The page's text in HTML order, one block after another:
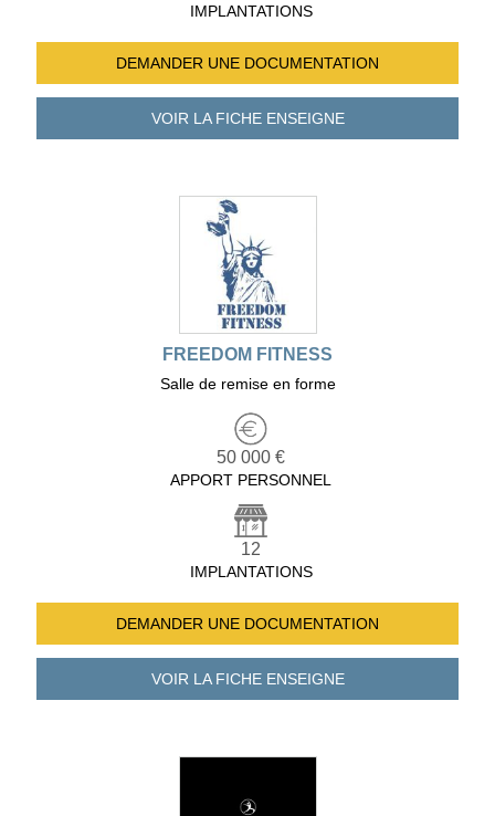
IMPLANTATIONS
DEMANDER UNE DOCUMENTATION
VOIR LA FICHEENSEIGNE
FREEDOM FITNESS
Salle de remise en forme
50 000 €
APPORT PERSONNEL
12
IMPLANTATIONS
DEMANDER UNE DOCUMENTATION
VOIR LA FICHEENSEIGNE